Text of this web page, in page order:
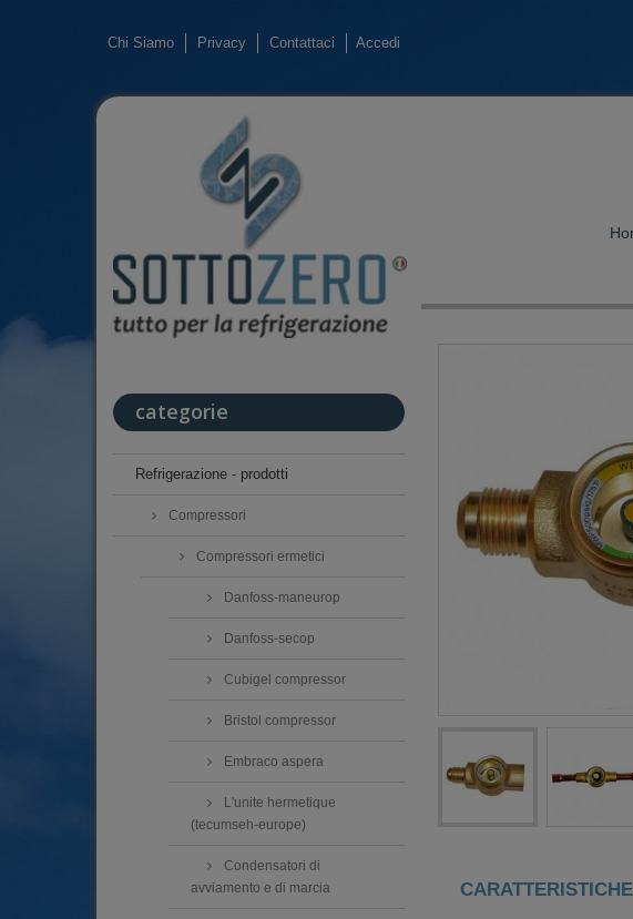
Chi Siamo Privacy Contattaci Accedi
categorie
Refrigerazione - prodotti
Compressori
Compressori ermetici
Danfoss-maneurop
Danfoss-secop
Cubigel compressor
Bristol compressor
Embraco aspera
L'unite hermetique
(tecumseh-europe)
Condensatori di
avviamento e di marcia
CARATTERISTICHE